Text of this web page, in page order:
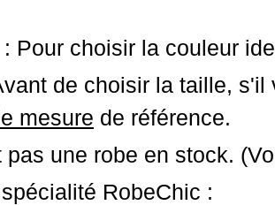
Pour choisir la couleur
de choisir la taille,
mesure de référence.
pas une robe en stock.
RobeChic :